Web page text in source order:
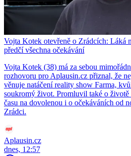
Vojta Kotek otevřeně o Zrádcích: Láká
předčí všechna očekávání
Vojta Kotek (38) má za sebou
rozhovoru pro Aplausin.cz přiznal, že
věnuje natáčení reality show Farma,
soukromý život. Promluvil také o životě
času na dovolenou i o očekáváních od
Zrádci.
Aplausin.cz
dnes, 12:57